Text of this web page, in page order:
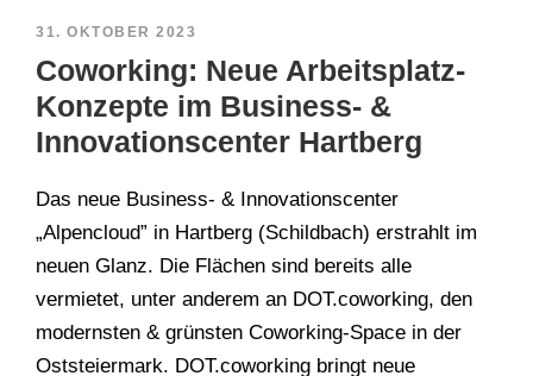
31. OKTOBER 2023
Coworking: Neue Arbeitsplatz-
Konzepte im Business- &
Innovationscenter Hartberg
Das neue Business- & Innovationscenter
„Alpencloud” in Hartberg (Schildbach) erstrahlt im
neuen Glanz. Die Flächen sind bereits alle
vermietet, unter anderem an DOT.coworking, den
modernsten & grünsten Coworking-Space in der
Oststeiermark. DOT.coworking bringt neue